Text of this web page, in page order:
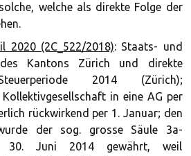
welche als direkte Folge der
2020 (2C_522/2018): Staats- und
des Kantons Zürich und direkte
2014 (Zürich);
in eine AG per
rückwirkend per 1. Januar; den
der sog. grosse Säule 3a-
Juni 2014 gewährt, weil